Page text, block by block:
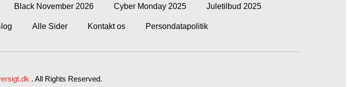
Black November 2026 Cyber Monday 2025 Juletilbud 2025
Alle Sider Kontakt os Persondatapolitik
. All Rights Reserved.